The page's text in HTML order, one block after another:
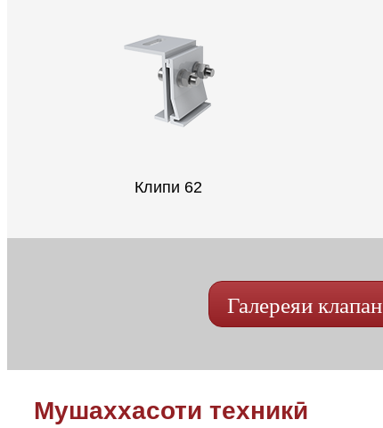
Клипи 62
Галереяи клапан
Мушаххасоти техникӣ